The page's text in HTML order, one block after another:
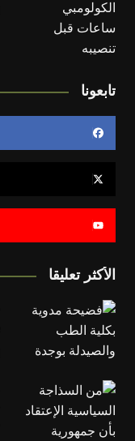
تابعونا
الأكثر تعليقا